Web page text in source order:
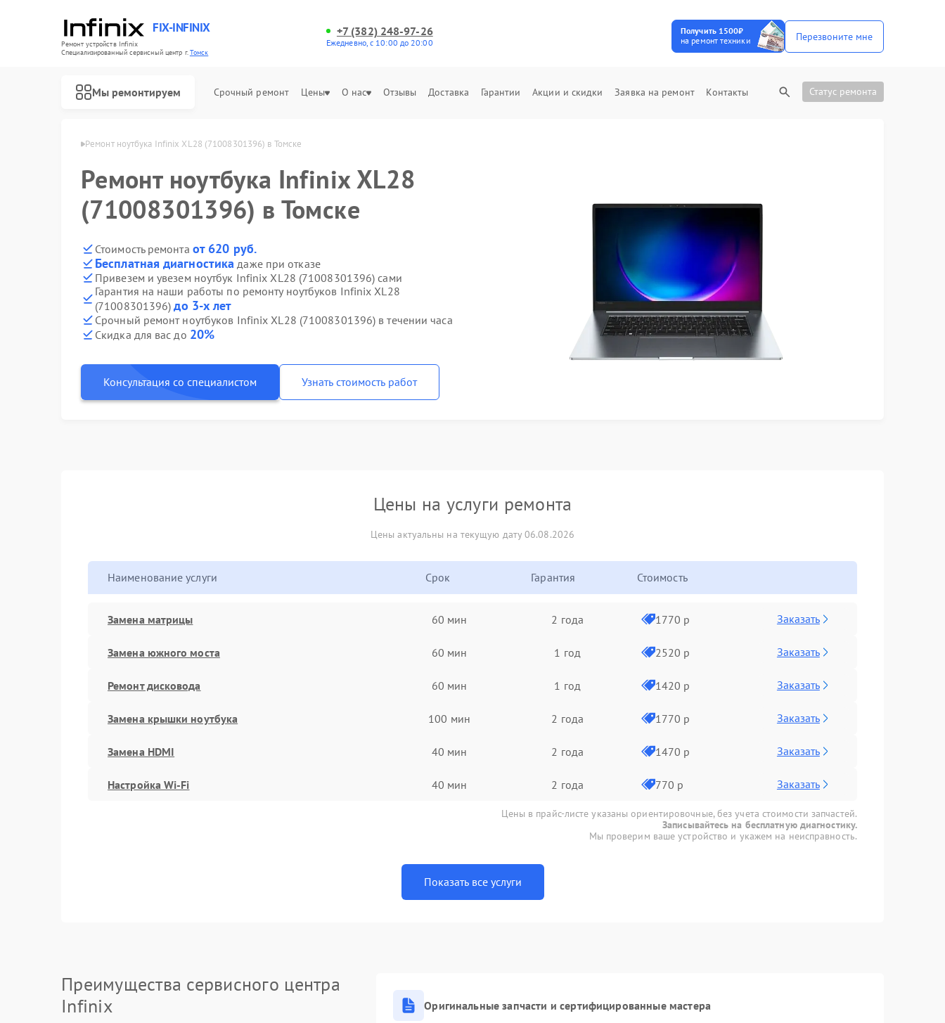
FIX-INFINIX
Ремонт устройств Infinix
Специализированный cервисный центр г.Томск
+7 (382) 248-97-26
Ежедневно, с 10:00 до 20:00
Получить 1500₽
на ремонт техники
Перезвоните мне
Мы ремонтируем Срочный ремонт Цены О нас Отзывы Доставка Гарантии Акции и скидки Заявка на ремонт Контакты Статус ремонта
Infinix в Томске Ремонт ноутбука Infinix XL28 (71008301396) в Томске
Ремонт ноутбука Infinix XL28
(71008301396) в Томске
Стоимость ремонта от 620 руб.
Бесплатная диагностика даже при отказе
Привезем и увезем ноутбук Infinix XL28 (71008301396) сами
Гарантия на наши работы по ремонту ноутбуков Infinix XL28
(71008301396)до 3-х лет
Срочный ремонт ноутбуков Infinix XL28 (71008301396) в течении часа
Скидка для вас до 20%
Консультация со специалистом Узнать стоимость работ
Цены на услуги ремонта
Цены актуальны на текущую дату 06.08.2026
Наименование услуги Срок Гарантия Стоимость
Замена матрицы 60 мин 2 года 1770 р Заказать
Замена южного моста 60 мин 1 год 2520 р Заказать
Ремонт дисковода 60 мин 1 год 1420 р Заказать
Замена крышки ноутбука 100 мин 2 года 1770 р Заказать
Замена HDMI 40 мин 2 года 1470 р Заказать
Настройка Wi-Fi 40 мин 2 года 770 р Заказать
Цены в прайс-листе указаны ориентировочные, без учета стоимости запчастей.
Записывайтесь на бесплатную диагностику.
Мы проверим ваше устройство и укажем на неисправность.
Показать все услуги
Преимущества сервисного центра
Infinix
Оригинальные запчасти и сертифицированные мастера